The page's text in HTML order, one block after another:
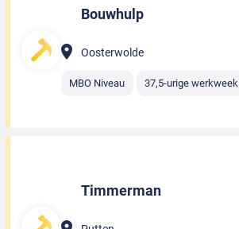
Bouwhulp
Oosterwolde
MBO Niveau 37,5-urige werkweek
Timmerman